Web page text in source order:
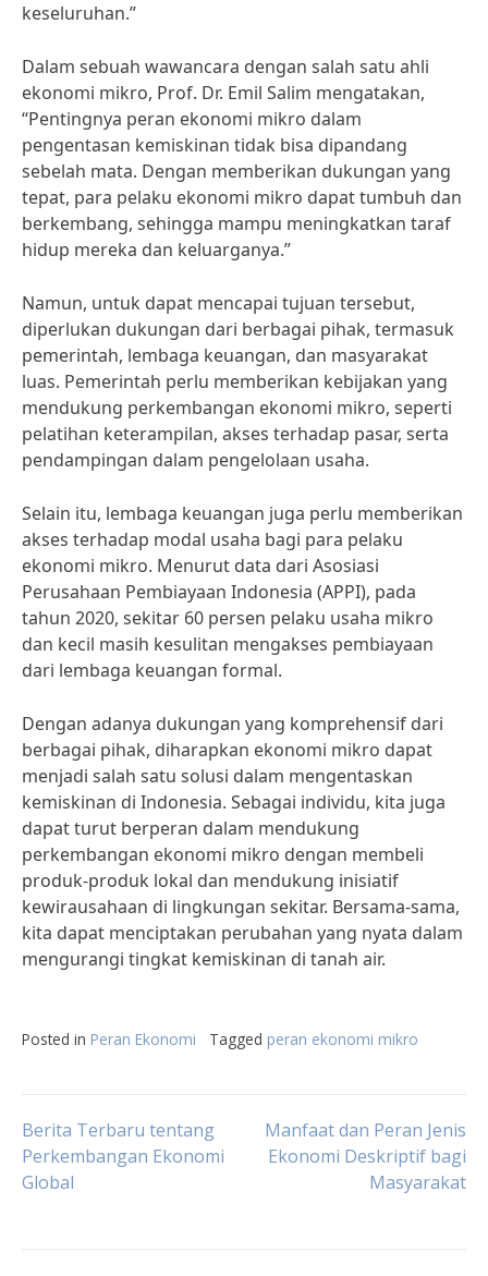
keseluruhan.”
Dalam sebuah wawancara dengan salah satu ahli
ekonomi mikro, Prof. Dr. Emil Salim mengatakan,
“Pentingnya peran ekonomi mikro dalam
pengentasan kemiskinan tidak bisa dipandang
sebelah mata. Dengan memberikan dukungan yang
tepat, para pelaku ekonomi mikro dapat tumbuh dan
berkembang, sehingga mampu meningkatkan taraf
hidup mereka dan keluarganya.”
Namun, untuk dapat mencapai tujuan tersebut,
diperlukan dukungan dari berbagai pihak, termasuk
pemerintah, lembaga keuangan, dan masyarakat
luas. Pemerintah perlu memberikan kebijakan yang
mendukung perkembangan ekonomi mikro, seperti
pelatihan keterampilan, akses terhadap pasar, serta
pendampingan dalam pengelolaan usaha.
Selain itu, lembaga keuangan juga perlu memberikan
akses terhadap modal usaha bagi para pelaku
ekonomi mikro. Menurut data dari Asosiasi
Perusahaan Pembiayaan Indonesia (APPI), pada
tahun 2020, sekitar 60 persen pelaku usaha mikro
dan kecil masih kesulitan mengakses pembiayaan
dari lembaga keuangan formal.
Dengan adanya dukungan yang komprehensif dari
berbagai pihak, diharapkan ekonomi mikro dapat
menjadi salah satu solusi dalam mengentaskan
kemiskinan di Indonesia. Sebagai individu, kita juga
dapat turut berperan dalam mendukung
perkembangan ekonomi mikro dengan membeli
produk-produk lokal dan mendukung inisiatif
kewirausahaan di lingkungan sekitar. Bersama-sama,
kita dapat menciptakan perubahan yang nyata dalam
mengurangi tingkat kemiskinan di tanah air.
Posted in Peran Ekonomi Tagged peran ekonomi mikro
Post
navigation
Berita Terbaru tentang
Perkembangan Ekonomi
Global
Manfaat dan Peran Jenis
Ekonomi Deskriptif bagi
Masyarakat